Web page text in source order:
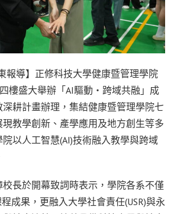
報導】正修科技大學健康暨管理學院
樓盛大舉辦「AI驅動‧跨域共融」成
耕計畫辦理，集結健康暨管理學院七
教學創新、產學應用及地方創生等多
以人工智慧(AI)技術融入教學與跨域
長於開幕致詞時表示，學院各系不僅
成果，更融入大學社會責任(USR)與永